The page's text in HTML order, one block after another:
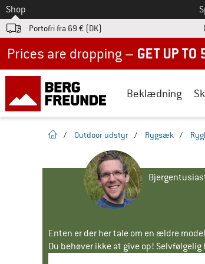
Til
Shop
Portofri fra 69 € (DK)
Beklædning
Hjemmeside
/ Outdoor udstyr / Rygsæk /
Enten er der her tale om en ældre
Du behøver ikke at give op!